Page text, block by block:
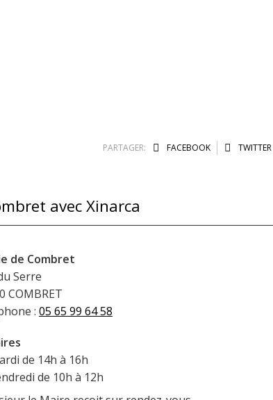
PARTAGER: FACEBOOK TWITTER
avec Xinarca
de Combret
Serre
COMBRET
: 05 65 99 64 58
de 14h à 16h
de 10h à 12h